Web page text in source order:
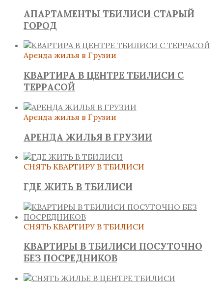
АПАРТАМЕНТЫ ТБИЛИСИ СТАРЫЙ
ГОРОД
Аренда жилья в Грузии
КВАРТИРА В ЦЕНТРЕ ТБИЛИСИ С
ТЕРРАСОЙ
Аренда жилья в Грузии
АРЕНДА ЖИЛЬЯ В ГРУЗИИ
СНЯТЬ КВАРТИРУ В ТБИЛИСИ
ГДЕ ЖИТЬ В ТБИЛИСИ
СНЯТЬ КВАРТИРУ В ТБИЛИСИ
КВАРТИРЫ В ТБИЛИСИ ПОСУТОЧНО
БЕЗ ПОСРЕДНИКОВ